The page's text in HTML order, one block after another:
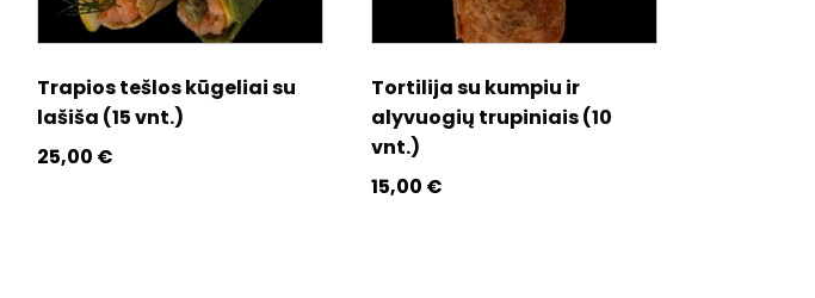
Trapios tešlos kūgeliai su
lašiša (15 vnt.)
25,00 €
Tortilija su kumpiu ir
alyvuogių trupiniais (10
vnt.)
15,00 €